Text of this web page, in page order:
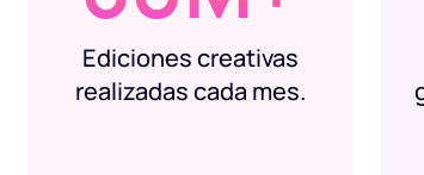
Ediciones creativas
realizadas cada mes.